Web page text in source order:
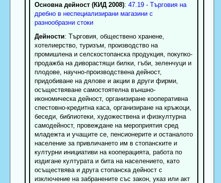
Основна дейност (КИД 2008): 47.19 - Търговия на
дребно в неспециализирани магазини с
разнообразни стоки
Дейности: Търговия, обществено хранене,
хотелиерство, туризъм, производство на
промишлена и селскостопанска продукция, покупко-
продажба на диворастящи билки, гъби, зеленчуци и
плодове, научно-производствена дейност,
придобиване на дялове и акции в други фирми,
осъществяване самостоятелна външно-
икономическа дейност, организиране кооперативна
спестовно-кредитна каса, организиране на кръжоци,
беседи, библиотеки, художествена и физкултурна
самодейност, провеждане на мероприятия сред
младежта и учащите се, пенсионерите и останалото
население за привличането им в стопанските и
културни инициативи на кооперацията, работа по
издигане културата и бита на населението, като
осъществява и друга стопанска дейност с
изключение на забранените със закон, указ или акт